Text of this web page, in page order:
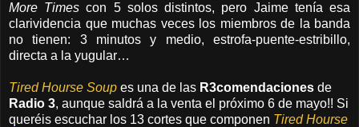
More Times con 5 solos distintos, pero Jaime tenía esa
clarividencia que muchas veces los miembros de la banda
no tienen: 3 minutos y medio, estrofa-puente-estribillo,
directa a la yugular…
Tired Hourse Soup es una de las R3comendaciones de
Radio 3, aunque saldrá a la venta el próximo 6 de mayo!! Si
queréis escuchar los 13 cortes que componen Tired Hourse